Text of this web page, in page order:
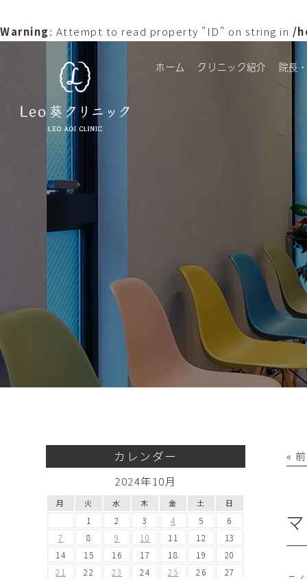
Warning: Attempt to read property "ID" on string in /
ホーム クリニック紹介 院長
«
カレンダー
2024年10月
月 火 水 木 金 土 日
1 2 3 4 5
6
7
8 9 10 11 12
13
14
15 16 17 18 19
20
21
22 23 24 25 26
27